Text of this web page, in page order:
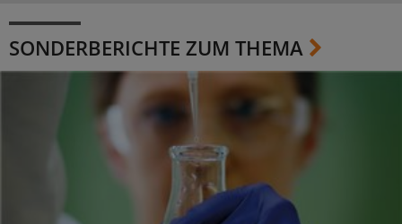
SONDERBERICHTE ZUM THEMA